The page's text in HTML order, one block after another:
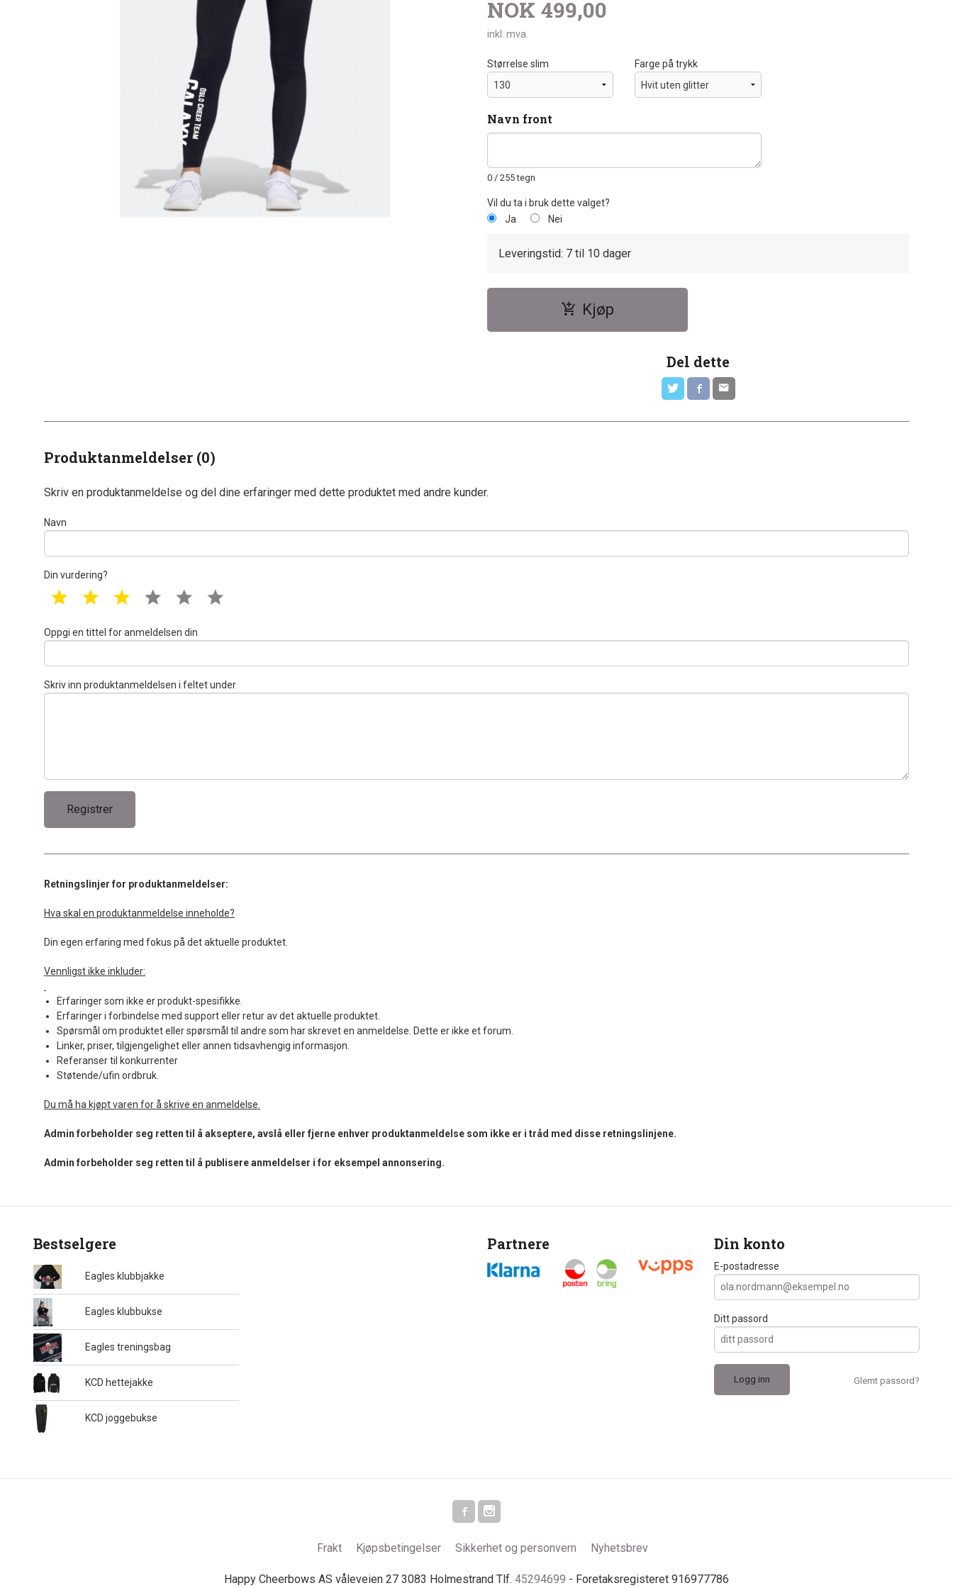
NOK 499,00
inkl. mva.
Størrelse slim Farge på trykk
Navn front
0 / 255 tegn
Vil du ta i bruk dette valget?
Ja
Nei
Leveringstid: 7 til 10 dager
Kjøp
Del dette
Produktanmeldelser (0)
Skriv en produktanmeldelse og del dine erfaringer med dette produktet med andre kunder.
Navn
Din vurdering?
1 star 2 star 3 star 4 star 5 star
Oppgi en tittel for anmeldelsen din
Skriv inn produktanmeldelsen i feltet under
Retningslinjer for produktanmeldelser:
Hva skal en produktanmeldelse inneholde?
Din egen erfaring med fokus på det aktuelle produktet.
Vennligst ikke inkluder:
Erfaringer som ikke er produkt-spesifikke.
Erfaringer i forbindelse med support eller retur av det aktuelle produktet.
Spørsmål om produktet eller spørsmål til andre som har skrevet en anmeldelse. Dette er ikke et forum.
Linker, priser, tilgjengelighet eller annen tidsavhengig informasjon.
Referanser til konkurrenter
Støtende/ufin ordbruk.
Du må ha kjøpt varen for å skrive en anmeldelse.
Admin forbeholder seg retten til å akseptere, avslå eller fjerne enhver produktanmeldelse som ikke er i tråd med disse retningslinjene.
Admin forbeholder seg retten til å publisere anmeldelser i for eksempel annonsering.
Bestselgere
Eagles klubbjakke
Eagles klubbukse
Eagles treningsbag
KCD hettejakke
KCD joggebukse
Partnere Din konto
E-postadresse
Ditt passord
Glemt passord?
Frakt Kjøpsbetingelser Sikkerhet og personvern Nyhetsbrev
Happy Cheerbows AS våleveien 27 3083 Holmestrand Tlf. 45294699 - Foretaksregisteret 916977786